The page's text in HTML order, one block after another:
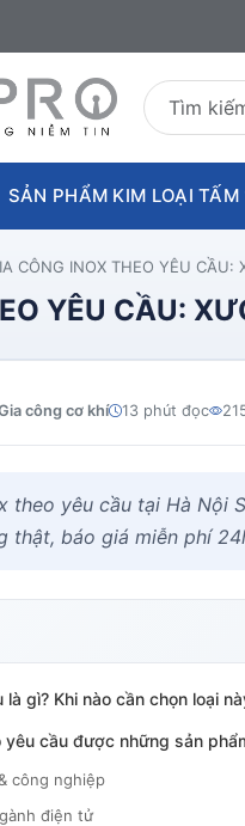
Tìm kiếm
SẢN PHẨM KIM LOẠI TẤM
CÔNG INOX THEO YÊU CẦU:
YÊU CẦU:
công cơ khí 13 phút đọc
theo yêu cầu tại Hà Nội
thật, báo giá miễn phí
gì? Khi nào cần chọn loại
cầu được những sản
công nghiệp
điện tử